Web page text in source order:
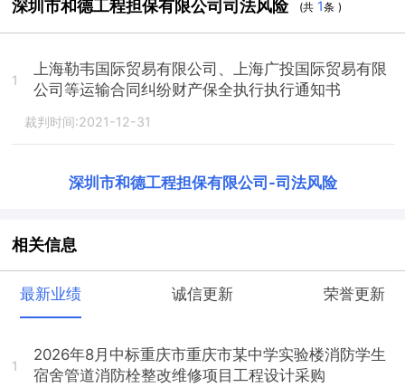
深圳市和德工程担保有限公司司法风险 (共 1条 )
1
上海勒韦国际贸易有限公司、上海广投国际贸易有限
公司等运输合同纠纷财产保全执行执行通知书
裁判时间:2021-12-31
深圳市和德工程担保有限公司 -司法风险
相关信息
最新业绩 诚信更新 荣誉更新
1
2026年8月中标重庆市重庆市某中学实验楼消防学生
宿舍管道消防栓整改维修项目工程设计采购